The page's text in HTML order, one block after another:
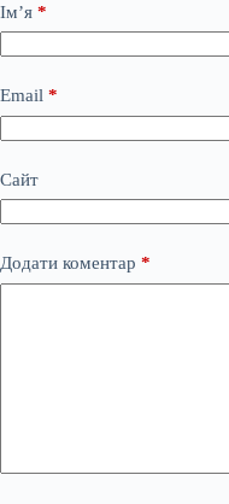
Ім’я *
Email *
Сайт
Додати коментар *